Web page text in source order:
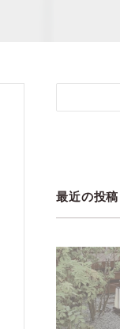
最近の投稿